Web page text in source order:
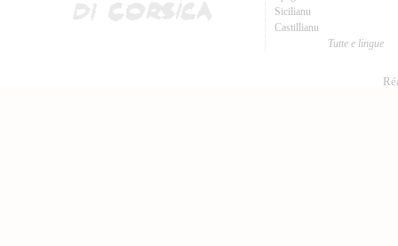
Sicilianu
Castillianu
Tutte e lingue